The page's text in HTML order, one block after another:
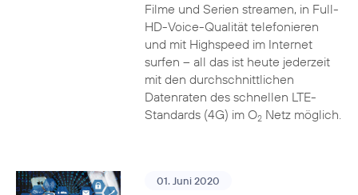
Filme und Serien streamen, in Full-
HD-Voice-Qualität telefonieren
und mit Highspeed im Internet
surfen – all das ist heute jederzeit
mit den durchschnittlichen
Datenraten des schnellen LTE-
Standards (4G) im O2Netz möglich.
01. Juni 2020